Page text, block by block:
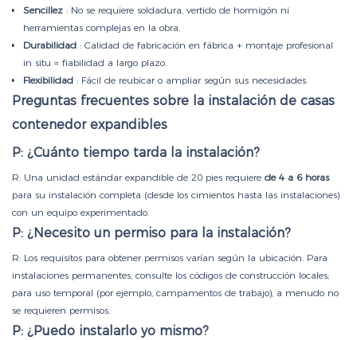
Sencillez : No se requiere soldadura, vertido de hormigón ni
herramientas complejas en la obra.
Durabilidad : Calidad de fabricación en fábrica + montaje profesional
in situ = fiabilidad a largo plazo.
Flexibilidad : Fácil de reubicar o ampliar según sus necesidades.
Preguntas frecuentes sobre la instalación de casas
contenedor expandibles
P: ¿Cuánto tiempo tarda la instalación?
R: Una unidad estándar expandible de 20 pies requiere de 4 a 6 horas
para su instalación completa (desde los cimientos hasta las instalaciones)
con un equipo experimentado.
P: ¿Necesito un permiso para la instalación?
R: Los requisitos para obtener permisos varían según la ubicación. Para
instalaciones permanentes, consulte los códigos de construcción locales;
para uso temporal (por ejemplo, campamentos de trabajo), a menudo no
se requieren permisos.
P: ¿Puedo instalarlo yo mismo?